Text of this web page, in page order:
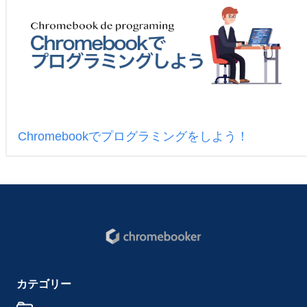
Chromebookでプログラミングをしよう！
カテゴリー